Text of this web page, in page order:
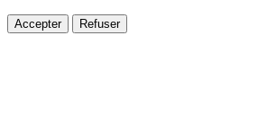
Accepter Refuser